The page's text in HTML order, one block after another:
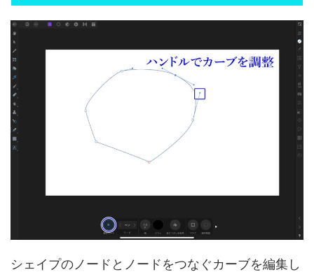
シェイプのノードとノードをつなぐカーブを編集し